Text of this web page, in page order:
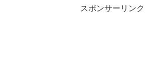
スポンサーリンク